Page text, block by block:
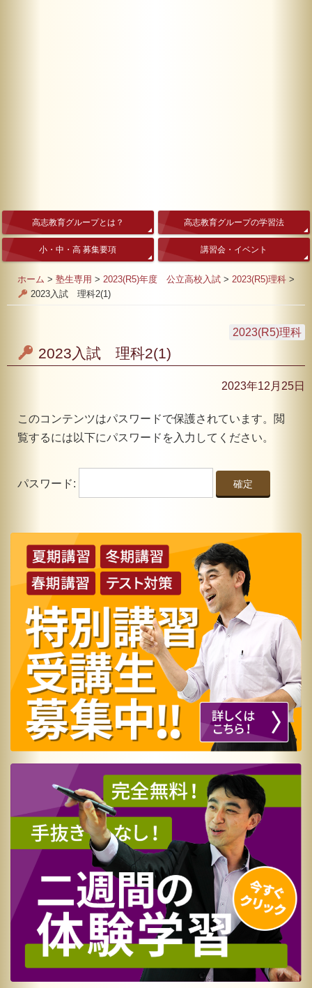
高志教育グループとは？ 高志教育グループの学習法
小・中・高 募集要項 講習会・イベント
ホーム > 塾生専用 > 2023(R5)年度 公立高校入試 > 2023(R5)理科 >
2023入試 理科2(1)
2023(R5)理科
2023入試 理科2(1)
2023年12月25日
このコンテンツはパスワードで保護されています。閲
覧するには以下にパスワードを入力してください。
パスワード: